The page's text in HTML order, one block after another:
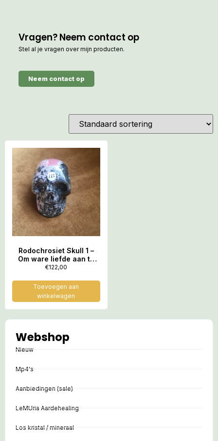
Webshop
Nieuw
Mp4's
Aanbiedingen (sale)
LeMUria Aardehealing
Los kristal / mineraal
Vragen? Neem contact op
Stel al je vragen over mijn producten.
Neem contact op
Rodochrosiet Skull 1 –
Om ware liefde aan te
trekken!
€122,00
Toevoegen aan
winkelwagen